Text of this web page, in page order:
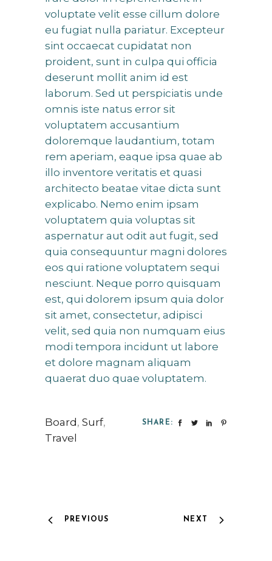
voluptate velit esse cillum dolore
eu fugiat nulla pariatur. Excepteur
sint occaecat cupidatat non
proident, sunt in culpa qui officia
deserunt mollit anim id est
laborum. Sed ut perspiciatis unde
omnis iste natus error sit
voluptatem accusantium
doloremque laudantium, totam
rem aperiam, eaque ipsa quae ab
illo inventore veritatis et quasi
architecto beatae vitae dicta sunt
explicabo. Nemo enim ipsam
voluptatem quia voluptas sit
aspernatur aut odit aut fugit, sed
quia consequuntur magni dolores
eos qui ratione voluptatem sequi
nesciunt. Neque porro quisquam
est, qui dolorem ipsum quia dolor
sit amet, consectetur, adipisci
velit, sed quia non numquam eius
modi tempora incidunt ut labore
et dolore magnam aliquam
quaerat duo quae voluptatem.
Board, Surf,
Travel
SHARE:
PREVIOUS NEXT